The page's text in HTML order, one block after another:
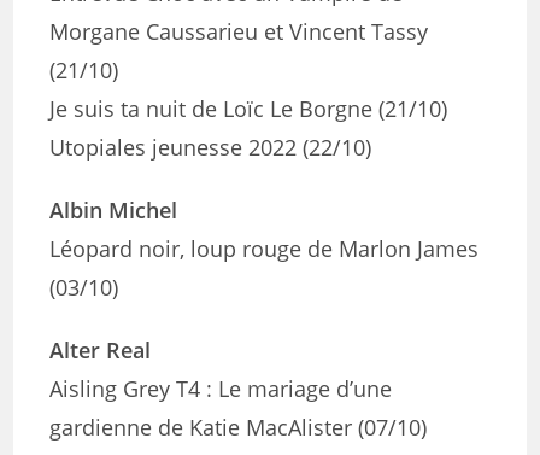
Morgane Caussarieu et Vincent Tassy
(21/10)
Je suis ta nuit de Loïc Le Borgne (21/10)
Utopiales jeunesse 2022 (22/10)
Albin Michel
Léopard noir, loup rouge de Marlon James
(03/10)
Alter Real
Aisling Grey T4 : Le mariage d’une
gardienne de Katie MacAlister (07/10)